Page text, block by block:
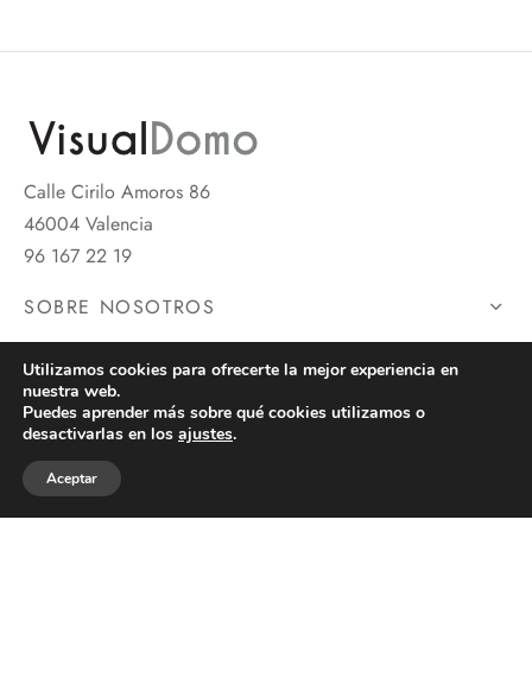
Calle Cirilo Amoros 86
46004 Valencia
96 167 22 19
SOBRE NOSOTROS
INFORMACIÓN
SÍGUENOS
Utilizamos cookies para ofrecerte la mejor experiencia en
nuestra web.
Puedes aprender más sobre qué cookies utilizamos o
desactivarlas en los ajustes.
Aceptar